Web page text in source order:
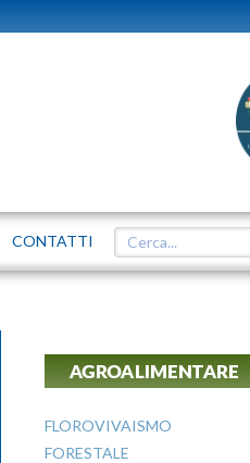
CONTATTI
AGROALIMENTARE
FLOROVIVAISMO
FORESTALE